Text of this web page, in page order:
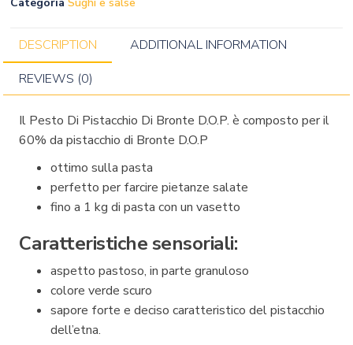
DESCRIPTION
ADDITIONAL INFORMATION
REVIEWS (0)
Il Pesto Di Pistacchio Di Bronte D.O.P. è composto per il
60% da pistacchio di Bronte D.O.P
ottimo sulla pasta
perfetto per farcire pietanze salate
fino a 1 kg di pasta con un vasetto
Caratteristiche sensoriali:
aspetto pastoso, in parte granuloso
colore verde scuro
sapore forte e deciso caratteristico del pistacchio
dell’etna.